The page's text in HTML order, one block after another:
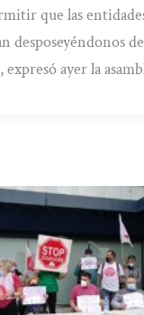
que las
desposeyéndonos
ayer la